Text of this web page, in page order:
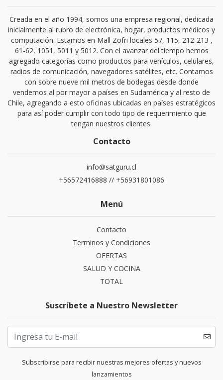
Creada en el año 1994, somos una empresa regional, dedicada
inicialmente al rubro de electrónica, hogar, productos médicos y
computación. Estamos en Mall Zofri locales 57, 115, 212-213 ,
61-62, 1051, 5011 y 5012. Con el avanzar del tiempo hemos
agregado categorías como productos para vehículos, celulares,
radios de comunicación, navegadores satélites, etc. Contamos
con sobre nueve mil metros de bodegas desde donde
vendemos al por mayor a países en Sudamérica y al resto de
Chile, agregando a esto oficinas ubicadas en países estratégicos
para así poder cumplir con todo tipo de requerimiento que
tengan nuestros clientes.
Contacto
info@satguru.cl
+56572416888 // +56931801086
Menú
Contacto
Terminos y Condiciones
OFERTAS
SALUD Y COCINA
TOTAL
Suscríbete a Nuestro Newsletter
Subscribirse para recibir nuestras mejores ofertas y nuevos
lanzamientos